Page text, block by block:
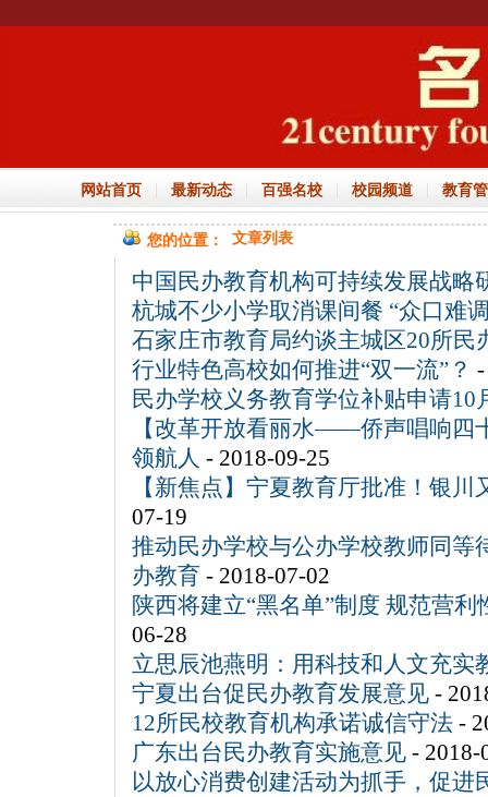
网站首页 | 最新动态 | 百强名校 | 校园频道 | 教育
您的位置： 文章列表
中国民办教育机构可持续发展战略
杭城不少小学取消课间餐 “众口难
石家庄市教育局约谈主城区20所民
行业特色高校如何推进“双一流”？
民办学校义务教育学位补贴申请10
【改革开放看丽水——侨声唱响四
领航人 - 2018-09-25
【新焦点】宁夏教育厅批准！银
07-19
推动民办学校与公办学校教师同等
办教育- 2018-07-02
陕西将建立“黑名单”制度 规范营
06-28
立思辰池燕明：用科技和人文充实
宁夏出台促民办教育发展意见-
12所民校教育机构承诺诚信守法-
广东出台民办教育实施意见- 2018-
以放心消费创建活动为抓手，促进